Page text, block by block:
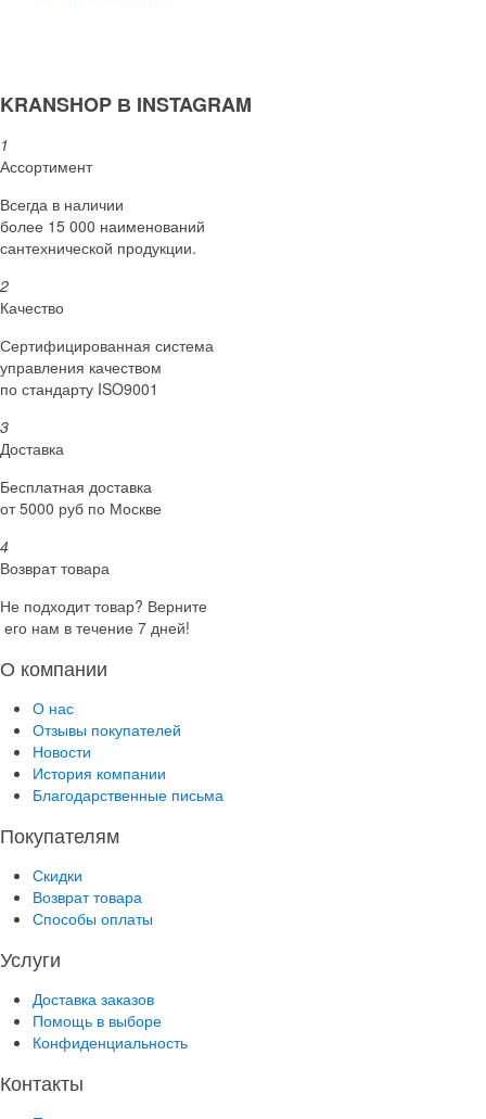
KRANSHOP В INSTAGRAM
1
Ассортимент
Всегда в наличии
более 15 000 наименований
сантехнической продукции.
2
Качество
Сертифициро­ванная система
управления качеством
по стандарту ISO9001
3
Доставка
Бесплатная доставка
от 5000 руб по Москве
4
Возврат товара
Не подходит товар? Верните
его нам в течение 7 дней!
О компании
О нас
Отзывы покупателей
Новости
История компании
Благодарственные письма
Покупателям
Скидки
Возврат товара
Способы оплаты
Услуги
Доставка заказов
Помощь в выборе
Конфиденциальность
Контакты